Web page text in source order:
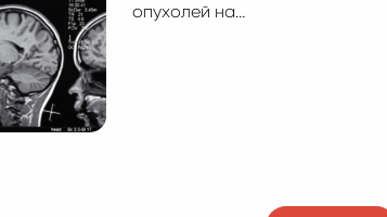
опухолей на…